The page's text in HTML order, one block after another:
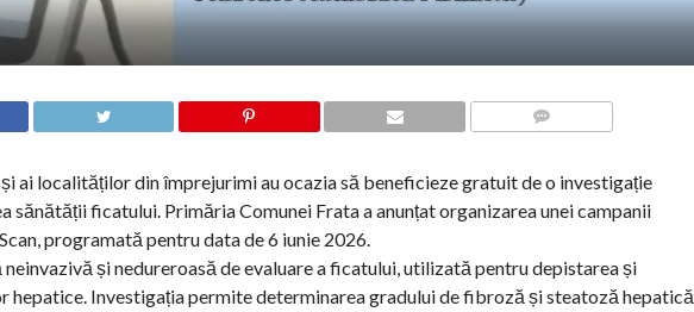
ai localităților din împrejurimi au ocazia să beneficieze gratuit de o investigație
sănătății ficatului. Primăria Comunei Frata a anunțat organizarea unei campanii
programată pentru data de 6 iunie 2026.
și nedureroasă de evaluare a ficatului, utilizată pentru depistarea și
hepatice. Investigația permite determinarea gradului de fibroză și steatoză hepatică